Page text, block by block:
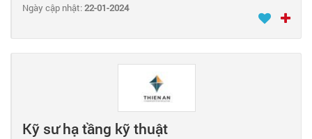
Ngày cập nhật:22-01-2024
Kỹ sư hạ tầng kỹ thuật